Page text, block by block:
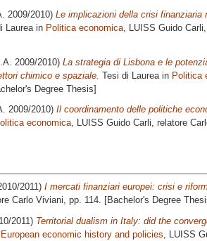
2009/2010) Le implicazioni della crisi
Laurea in Politica economica, LUISS Guido
2009/2010) La strategia di Lisbona e le
chimico e spaziale. Tesi di Laurea in Politica
Degree Thesis]
2009/2010) Il coordinamento delle politiche
economica, LUISS Guido Carli, relatore
2011) I mercati finanziari europei: crisi e
Carlo Viviani, pp. 114. [Bachelor's Degree
2011) Territorial dualism in Italy: did the
European economic history and policies , LUISS